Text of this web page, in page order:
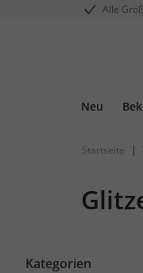
Alle
Neu
Startseite |
Kategorien